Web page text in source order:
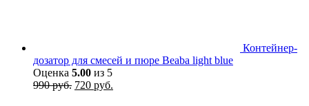
Контейнер-
дозатор для смесей и пюре Beaba light blue
Оценка 5.00 из 5
990руб. Первоначальная
720 руб.